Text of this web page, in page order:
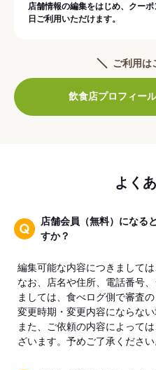
店舗情報の編集をはじめ、クー
日ご利用いただけます。
ご利用は
飲食店プロフィー
よく
店舗会員（無料）になる
すか？
編集可能な内容につきましては
なお、店名や住所、電話番号
ましては、食べログ側で審査
変更時期・変更内容にならない
また、ご依頼の内容によって
ざいます。予めご了承ください